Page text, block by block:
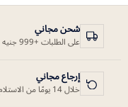
شحن مجاني
على الطلبات +999 جنيه
إرجاع مجاني
خلال 14 يومًا من الاستلام